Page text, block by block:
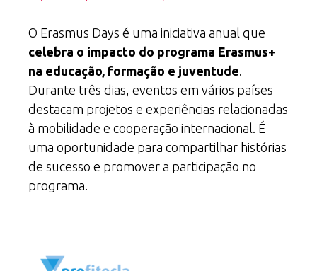
O Erasmus Days é uma iniciativa anual que
celebra o impacto do programa Erasmus+
na educação, formação e juventude
Durante três dias, eventos em vários países
destacam projetos e experiências relacionadas
à mobilidade e cooperação internacional. É
uma oportunidade para compartilhar histórias
de sucesso e promover a participação no
programa.